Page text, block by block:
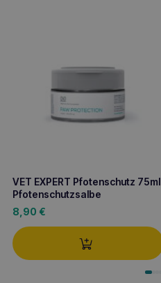
VET EXPERT Pfotenschutz 75ml
Pfotenschutzsalbe
8,90 €